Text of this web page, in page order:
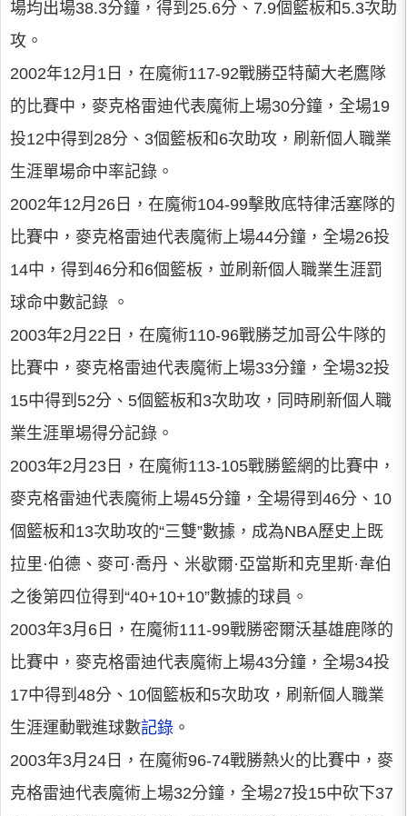
場均出場38.3分鐘，得到25.6分、7.9個籃板和5.3次助
攻。
2002年12月1日，在魔術117-92戰勝亞特蘭大老鷹隊
的比賽中，麥克格雷迪代表魔術上場30分鐘，全場19
投12中得到28分、3個籃板和6次助攻，刷新個人職業
生涯單場命中率記錄。
2002年12月26日，在魔術104-99擊敗底特律活塞隊的
比賽中，麥克格雷迪代表魔術上場44分鐘，全場26投
14中，得到46分和6個籃板，並刷新個人職業生涯罰
球命中數記錄 。
2003年2月22日，在魔術110-96戰勝芝加哥公牛隊的
比賽中，麥克格雷迪代表魔術上場33分鐘，全場32投
15中得到52分、5個籃板和3次助攻，同時刷新個人職
業生涯單場得分記錄。
2003年2月23日，在魔術113-105戰勝籃網的比賽中，
麥克格雷迪代表魔術上場45分鐘，全場得到46分、10
個籃板和13次助攻的“三雙”數據，成為NBA歷史上既
拉里·伯德、麥可·喬丹、米歇爾·亞當斯和克里斯·韋伯
之後第四位得到“40+10+10”數據的球員。
2003年3月6日，在魔術111-99戰勝密爾沃基雄鹿隊的
比賽中，麥克格雷迪代表魔術上場43分鐘，全場34投
17中得到48分、10個籃板和5次助攻，刷新個人職業
生涯運動戰進球數記錄 。
2003年3月24日，在魔術96-74戰勝熱火的比賽中，麥
克格雷迪代表魔術上場32分鐘，全場27投15中砍下37